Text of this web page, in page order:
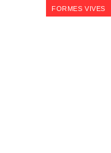
FORMES VIVES